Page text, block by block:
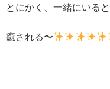
とにかく、一緒にいる
癒される〜